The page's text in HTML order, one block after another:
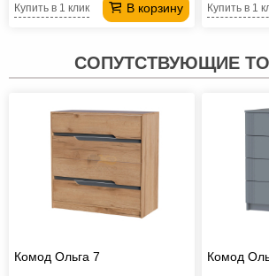
В корзину
Купить в 1 клик Купить в 1
СОПУТСТВУЮЩИЕ
Комод Ольга 7 Комод